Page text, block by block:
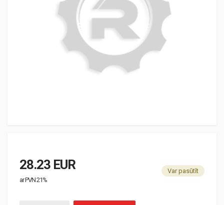
28.23 EUR
ar PVN 21%
Var pasūtīt